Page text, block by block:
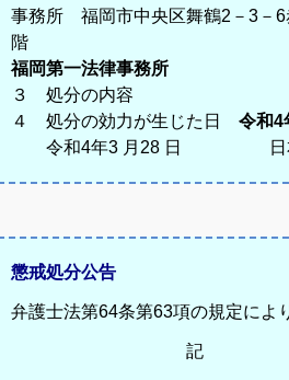
事務所 福岡市中央区舞鶴2－3－6
階
福岡第一法律事務所
３ 処分の内容
４ 処分の効力が生じた日
令和4
令和4年3 月28 日 日本
懲戒処分公告
弁護士法第64条第63項の規定によ
記